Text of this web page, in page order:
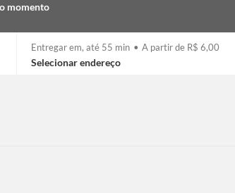
momento
Entregar em, até 55 min • A partir de R$ 6,00
Selecionar endereço